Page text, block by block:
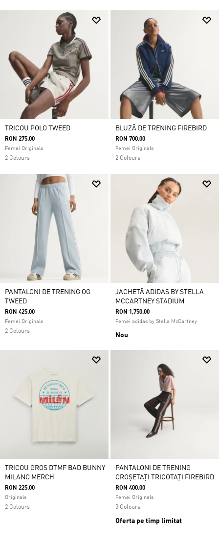
TRICOU POLO TWEED
RON 275.00
Femei Originals
2 Colours
BLUZĂ DE TRENING FIREBIRD
RON 700.00
Femei Originals
2 Colours
PANTALONI DE TRENING OG
TWEED
RON 425.00
Femei Originals
2 Colours
JACHETĂ ADIDAS BY STELLA
MCCARTNEY STADIUM
RON 1,750.00
Femei adidas by Stella McCartney
Nou
TRICOU GROS DTMF BAD BUNNY
MILANO MERCH
RON 225.00
Originals
2 Colours
PANTALONI DE TRENING
CROȘETAȚI TRICOTAȚI FIREBIRD
RON 400.00
Femei Originals
3 Colours
Oferta pe timp limitat